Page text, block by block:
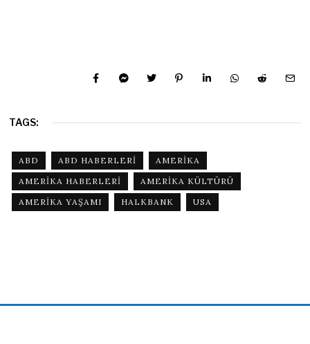
TAGS:
ABD ABD HABERLERI
AMERIKA
AMERIKA HABERLERI
AMERIKA KÜLTÜRÜ
AMERIKA YAŞAMI
HALKBANK USA